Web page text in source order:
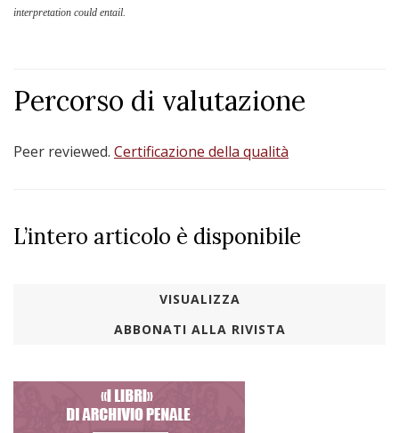
interpretation could entail.
Percorso di valutazione
Peer reviewed. Certificazione della qualità
L’intero articolo è disponibile
VISUALIZZA
ABBONATI ALLA RIVISTA